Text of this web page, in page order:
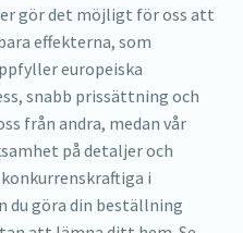
gör det möjligt för oss att
effekterna, som
europeiska
snabb prissättning och
från andra, medan vår
på detaljer och
i
du göra din beställning